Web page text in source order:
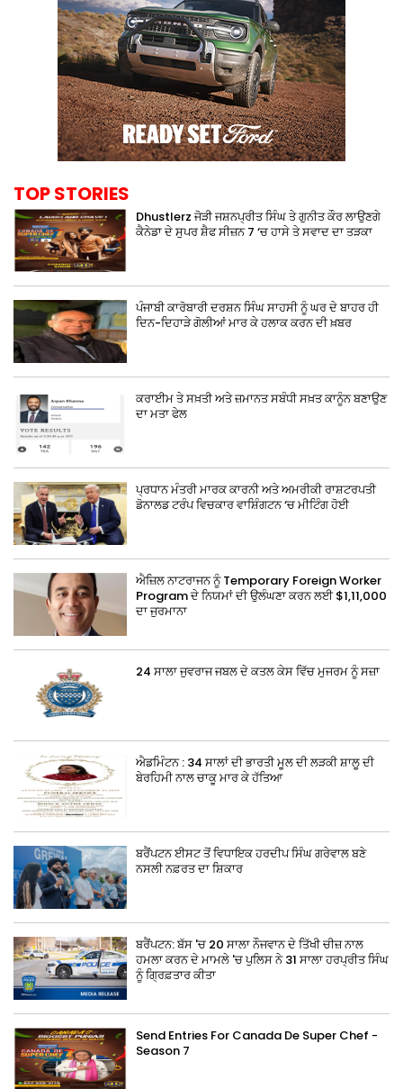
TOP STORIES
Dhustlerz ਜੋੜੀ ਜਸ਼ਨਪ੍ਰੀਤ ਸਿੰਘ ਤੇ ਗੁਨੀਤ ਕੌਰ ਲਾਉਣਗੇ
ਕੈਨੇਡਾ ਦੇ ਸੁਪਰ ਸ਼ੈਫ ਸੀਜ਼ਨ 7 ‘ਚ ਹਾਸੇ ਤੇ ਸਵਾਦ ਦਾ ਤੜਕਾ
ਪੰਜਾਬੀ ਕਾਰੋਬਾਰੀ ਦਰਸ਼ਨ ਸਿੰਘ ਸਾਹਸੀ ਨੂੰ ਘਰ ਦੇ ਬਾਹਰ ਹੀ
ਦਿਨ-ਦਿਹਾੜੇ ਗੋਲੀਆਂ ਮਾਰ ਕੇ ਹਲਾਕ ਕਰਨ ਦੀ ਖ਼ਬਰ
ਕਰਾਈਮ ਤੇ ਸਖ਼ਤੀ ਅਤੇ ਜ਼ਮਾਨਤ ਸਬੰਧੀ ਸਖ਼ਤ ਕਾਨੂੰਨ ਬਣਾਉਣ
ਦਾ ਮਤਾ ਫੇਲ
ਪ੍ਰਧਾਨ ਮੰਤਰੀ ਮਾਰਕ ਕਾਰਨੀ ਅਤੇ ਅਮਰੀਕੀ ਰਾਸ਼ਟਰਪਤੀ
ਡੋਨਾਲਡ ਟਰੰਪ ਵਿਚਕਾਰ ਵਾਸ਼ਿੰਗਟਨ ‘ਚ ਮੀਟਿੰਗ ਹੋਈ
ਐਜ਼ਿਲ ਨਾਟਰਾਜਨ ਨੂੰ Temporary Foreign Worker
Program ਦੇ ਨਿਯਮਾਂ ਦੀ ਉਲੰਘਣਾ ਕਰਨ ਲਈ $1,11,000
ਦਾ ਜੁਰਮਾਨਾ
24 ਸਾਲਾ ਜੁਵਰਾਜ ਜਬਲ ਦੇ ਕਤਲ ਕੇਸ ਵਿੱਚ ਮੁਜਰਮ ਨੂੰ ਸਜ਼ਾ
ਐਡਮਿੰਟਨ : 34 ਸਾਲਾਂ ਦੀ ਭਾਰਤੀ ਮੂਲ ਦੀ ਲੜਕੀ ਸ਼ਾਲੂ ਦੀ
ਬੇਰਹਿਮੀ ਨਾਲ ਚਾਕੂ ਮਾਰ ਕੇ ਹੱਤਿਆ
ਬਰੈਂਪਟਨ ਈਸਟ ਤੋਂ ਵਿਧਾਇਕ ਹਰਦੀਪ ਸਿੰਘ ਗਰੇਵਾਲ ਬਣੇ
ਨਸਲੀ ਨਫ਼ਰਤ ਦਾ ਸ਼ਿਕਾਰ
ਬਰੈਂਪਟਨ: ਬੱਸ 'ਚ 20 ਸਾਲਾ ਨੌਜਵਾਨ ਦੇ ਤਿੱਖੀ ਚੀਜ਼ ਨਾਲ
ਹਮਲਾ ਕਰਨ ਦੇ ਮਾਮਲੇ 'ਚ ਪੁਲਿਸ ਨੇ 31 ਸਾਲਾ ਹਰਪ੍ਰੀਤ ਸਿੰਘ
ਨੂੰ ਗ੍ਰਿਫ਼ਤਾਰ ਕੀਤਾ
Send Entries For Canada De Super Chef -
Season 7